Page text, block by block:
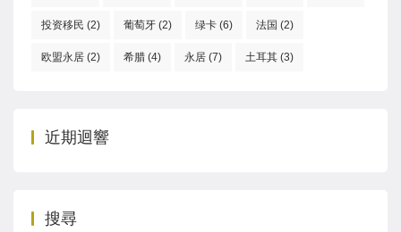
投资移民 (2) 葡萄牙 (2) 绿卡 (6) 法国 (2)
欧盟永居 (2) 希腊 (4) 永居 (7) 土耳其 (3)
近期迴響
搜尋